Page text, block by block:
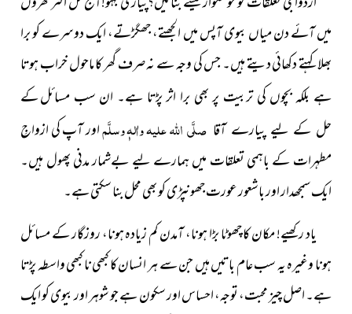
میں آئے دن میاں بیوی آپس میں الجھتے، جھگڑتے، ایک دوسرے کو برا
بھلا کہتے دکھائی دیتے ہیں۔ جس کی وجہ سے نہ صرف گھر کا ماحول خراب ہوتا
ہے بلکہ بچوں کی تربیت پر بھی برا اثر پڑتا ہے۔ ان سب مسائلکے
حل کے لیے پیارے آقا صلَّی اللہ علیہ واٰلہٖ وسلَّماور آپ کی ازواجِ
مطہرات کے باہمی تعلقات میں ہمارے لیے بےشمار مدنی پھولہیں۔
ایک سمجھدار اور باشعور عورت جھونپڑی کو بھی محل بنا سکتی ہے۔
یاد رکھیے! مکان کا چھوٹا بڑا ہونا، آمدن کم زیادہ ہونا، روزگار کے مسائل
ہونا وغیرہ یہ سب عام باتیں ہیں جن سے ہر انسان کا کبھی نا کبھی واسطہ پڑتا
ہے۔ اصل چیز محبت، توجہ، احساس اور سکون ہے جو شوہر اور بیوی کو ایک